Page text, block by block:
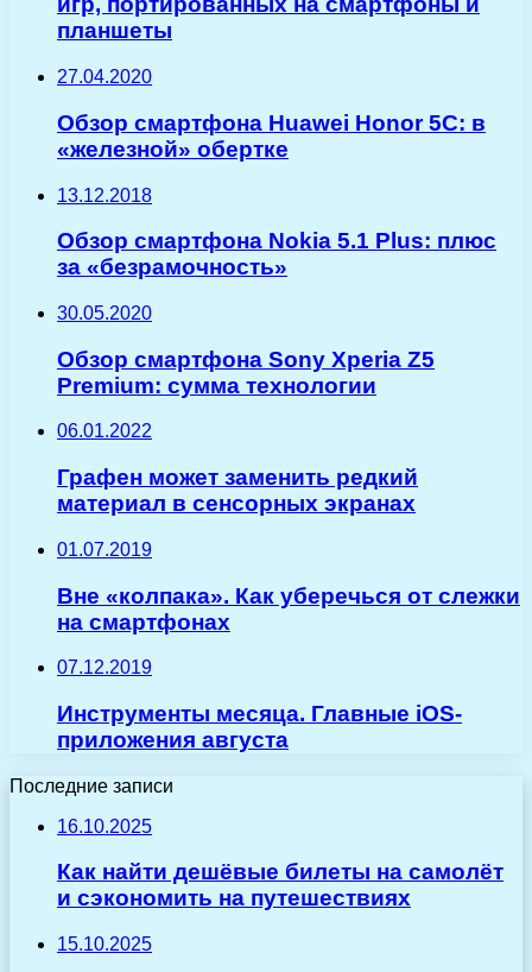
планшеты
27.04.2020
Обзор смартфона Huawei Honor 5C: в
«железной» обертке
13.12.2018
Обзор смартфона Nokia 5.1 Plus: плюс
за «безрамочность»
30.05.2020
Обзор смартфона Sony Xperia Z5
Premium: сумма технологии
06.01.2022
Графен может заменить редкий
материал в сенсорных экранах
01.07.2019
Вне «колпака». Как уберечься от слежки
на смартфонах
07.12.2019
Инструменты месяца. Главные iOS-
приложения августа
Последние записи
16.10.2025
Как найти дешёвые билеты на самолёт
и сэкономить на путешествиях
15.10.2025